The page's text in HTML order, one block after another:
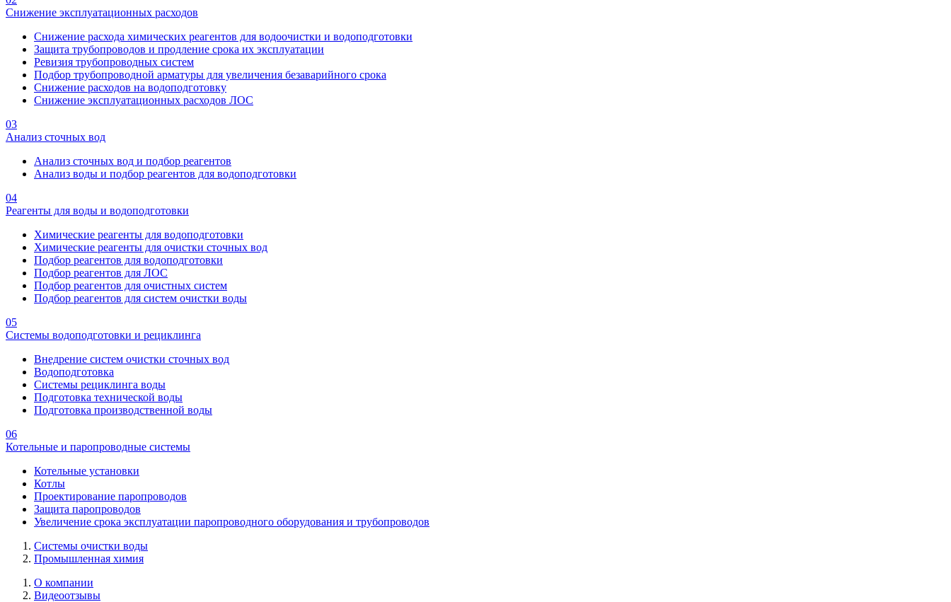
Снижение эксплуатационных расходов
Снижение расхода химических реагентов для водоочистки и водоподготовки
Защита трубопроводов и продление срока их эксплуатации
Ревизия трубопроводных систем
Подбор трубопроводной арматуры для увеличения безаварийного срока
Снижение расходов на водоподготовку
Снижение эксплуатационных расходов ЛОС
03
Анализ сточных вод
Анализ сточных вод и подбор реагентов
Анализ воды и подбор реагентов для водоподготовки
04
Реагенты для воды и водоподготовки
Химические реагенты для водоподготовки
Химические реагенты для очистки сточных вод
Подбор реагентов для водоподготовки
Подбор реагентов для ЛОС
Подбор реагентов для очистных систем
Подбор реагентов для систем очистки воды
05
Системы водоподготовки и рециклинга
Внедрение систем очистки сточных вод
Водоподготовка
Системы рециклинга воды
Подготовка технической воды
Подготовка производственной воды
06
Котельные и паропроводные системы
Котельные установки
Котлы
Проектирование паропроводов
Защита паропроводов
Увеличение срока эксплуатации паропроводного оборудования и трубопроводов
Системы очистки воды
Промышленная химия
О компании
Видеоотзывы